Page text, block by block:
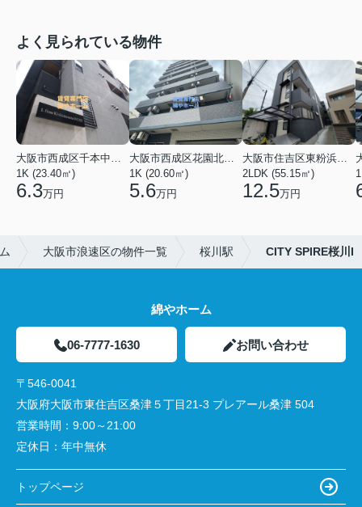
よく見られている物件
大阪市西成区千本中２丁目
1K (23.40㎡)
6.3万円
大阪市西成区花園北２丁目
1K (20.60㎡)
5.6万円
大阪市住吉区東粉浜２丁目
2LDK (55.15㎡)
12.5万円
大阪市浪速区の物件一覧 桜川駅 CITY SPIRE桜川I
綿やホーム
06-7777-1630 お問い合わせ
〒546-0041
大阪府大阪市東住吉区桑津５丁目21-3 プレアール桑津 504
営業時間： 9:00～21:00
定休日： 年中無休
トップページ